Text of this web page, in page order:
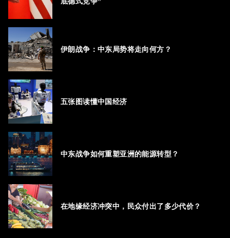
伊朗战争：中东局势将走向何方？
五张图读懂中国经济
中东战争如何重塑亚洲的能源转型？
在地缘经济冲突中，民众付出了多少代价？